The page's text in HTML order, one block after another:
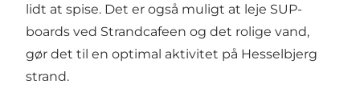
lidt at spise. Det er også muligt at leje SUP-
boards ved Strandcafeen og det rolige vand,
gør det til en optimal aktivitet på Hesselbjerg
strand.